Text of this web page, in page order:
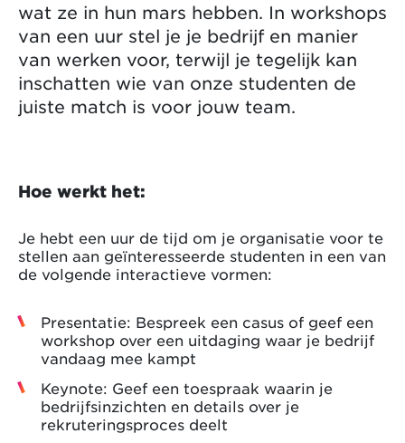
wat ze in hun mars hebben. In workshops
van een uur stel je je bedrijf en manier
van werken voor, terwijl je tegelijk kan
inschatten wie van onze studenten de
juiste match is voor jouw team.
Hoe werkt het:
Je hebt een uur de tijd om je organisatie voor te
stellen aan geïnteresseerde studenten in een van
de volgende interactieve vormen:
Presentatie: Bespreek een casus of geef een
workshop over een uitdaging waar je bedrijf
vandaag mee kampt
Keynote: Geef een toespraak waarin je
bedrijfsinzichten en details over je
rekruteringsproces deelt